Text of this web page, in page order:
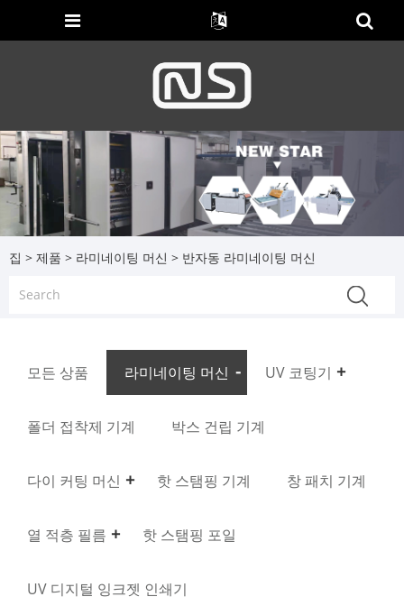
집 > 제품 > 라미네이팅 머신 > 반자동 라미네이팅 머신
모든 상품 라미네이팅 머신 UV 코팅기
폴더 접착제 기계 박스 건립 기계
다이 커팅 머신 핫 스탬핑 기계 창 패치 기계
열 적층 필름 핫 스탬핑 포일
UV 디지털 잉크젯 인쇄기